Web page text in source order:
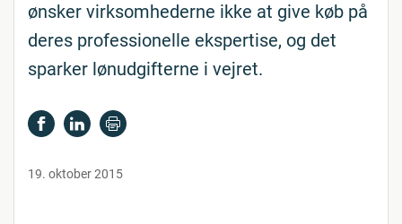
ønsker virksomhederne ikke at give køb på
deres professionelle ekspertise, og det
sparker lønudgifterne i vejret.
19. oktober 2015